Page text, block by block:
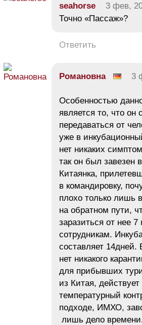
seahorse 3 фев,
Точно «Пассаж»?
Ответить
Романовна 3
Особенностью
является то, что он
передаваться от
уже в
нет никаких
так он был завезен
Китаянка,
в командировку,
плохо только лишь
на обратном пути,
заразиться от нее
сотрудникам.
составляет 14дней.
нет никакого
для прибывших
из Китая, действует
температурный
подходе, ИМХО,
лишь дело